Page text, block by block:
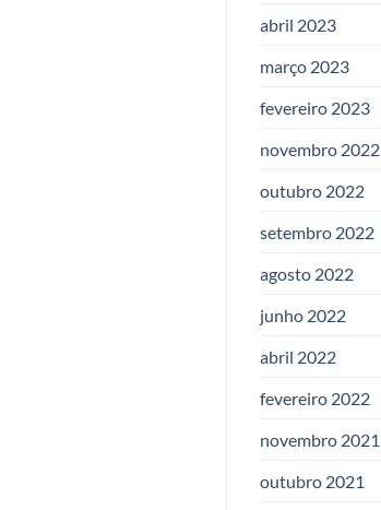
abril 2023
março 2023
fevereiro 2023
novembro 2022
outubro 2022
setembro 2022
agosto 2022
junho 2022
abril 2022
fevereiro 2022
novembro 2021
outubro 2021